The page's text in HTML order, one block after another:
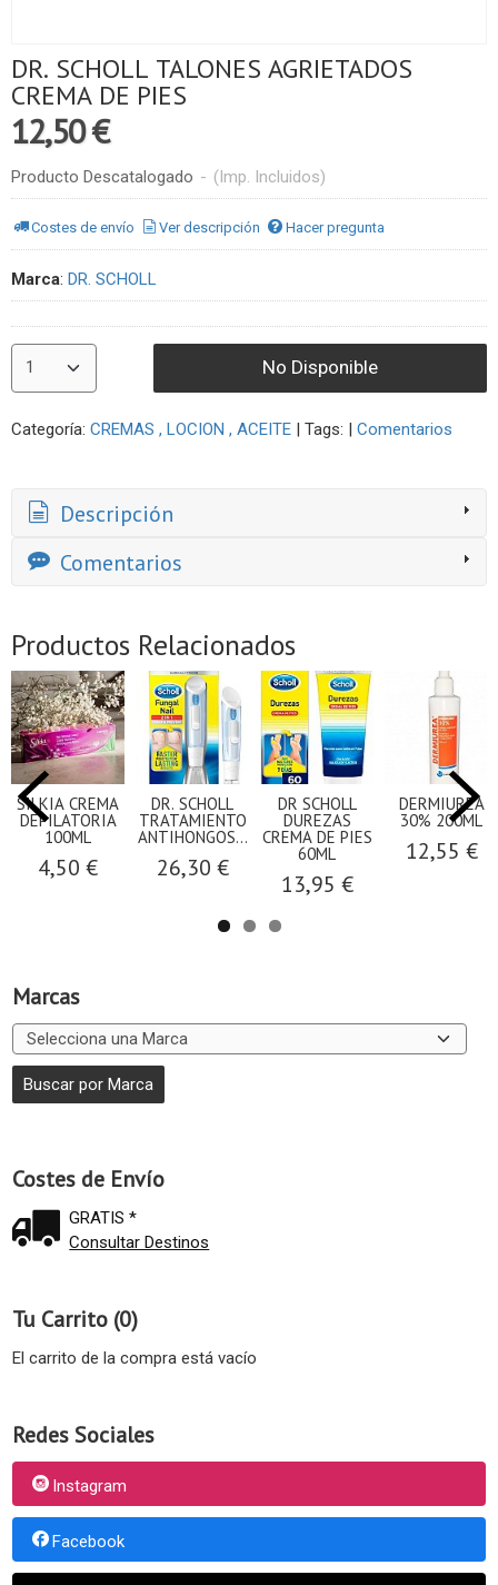
Marcas
Costes de Envío
GRATIS *
Consultar Destinos
Tu Carrito (0)
El carrito de la compra está vacío
Redes Sociales
Instagram
Facebook
DR. SCHOLL TALONES AGRIETADOS
CREMA DE PIES
12,50 €
Producto Descatalogado - (Imp. Incluidos)
Costes de envío Ver descripción Hacer pregunta
Marca: DR. SCHOLL
No Disponible
Categoría: CREMAS , LOCION , ACEITE | Tags: | Comentarios
Descripción
Comentarios
Productos Relacionados
SILKIA CREMA
DEPILATORIA
100ML
4,50 €
DR. SCHOLL
TRATAMIENTO
ANTIHONGOS...
26,30 €
DR SCHOLL
DUREZAS
CREMA DE PIES
60ML
13,95 €
DERMIUREA
30% 200ML
12,55 €